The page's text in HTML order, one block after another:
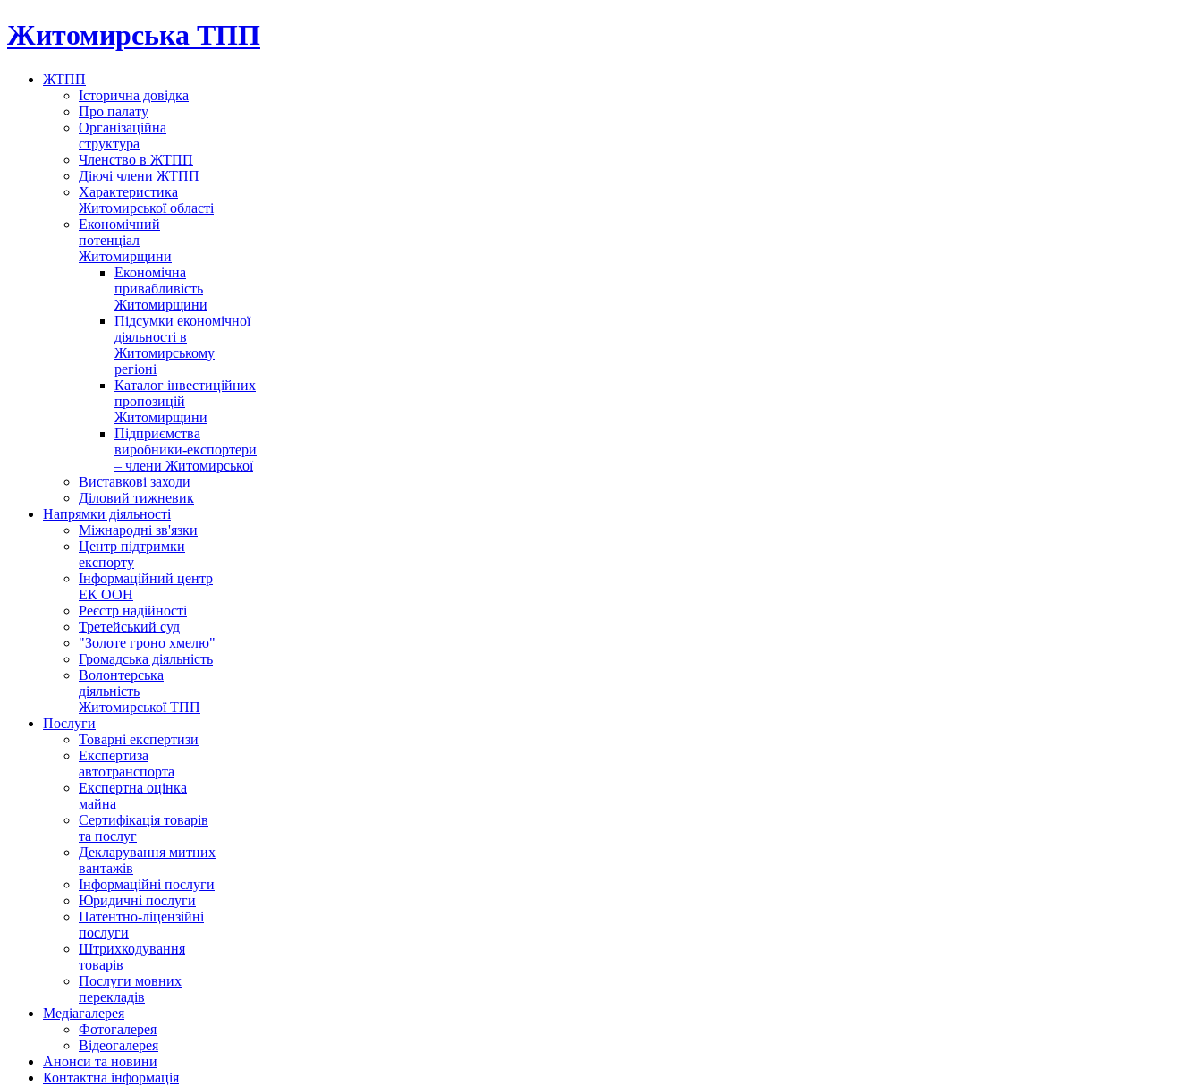
Житомирська ТПП
ЖТПП
Історична довідка
Про палату
Організаційна
структура
Членство в ЖТПП
Діючі члени ЖТПП
Характеристика
Житомирської області
Економічний
потенціал
Житомирщини
Економічна
привабливість
Житомирщини
Підсумки економічної
діяльності в
Житомирському
регіоні
Каталог інвестиційних
пропозицій
Житомирщини
Підприємства
виробники-експортери
– члени Житомирської
Виставкові заходи
Діловий тижневик
Напрямки діяльності
Міжнародні зв'язки
Центр підтримки
експорту
Інформаційний центр
ЕК ООН
Реєстр надійності
Третейський суд
"Золоте гроно хмелю"
Громадська діяльність
Волонтерська
діяльність
Житомирської ТПП
Послуги
Товарні експертизи
Експертиза
автотранспорта
Експертна оцінка
майна
Сертифікація товарів
та послуг
Декларування митних
вантажів
Інформаційні послуги
Юридичні послуги
Патентно-ліцензійні
послуги
Штрихкодування
товарів
Послуги мовних
перекладів
Медіагалерея
Фотогалерея
Відеогалерея
Анонси та новини
Контактна інформація